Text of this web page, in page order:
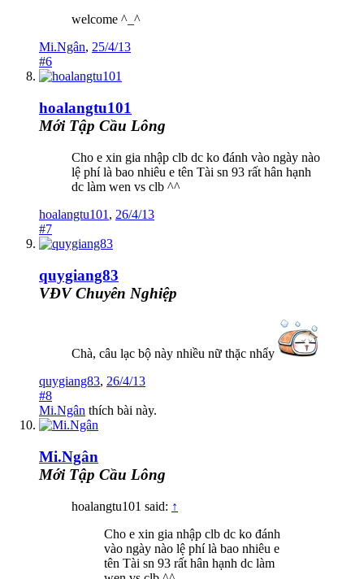
welcome ^_^
Mi.Ngân, 25/4/13
#6
hoalangtu101
Mới Tập Cầu Lông
Cho e xin gia nhập clb dc ko đánh vào ngày nào
lệ phí là bao nhiêu e tên Tài sn 93 rất hân hạnh
dc làm wen vs clb ^^
hoalangtu101 , 26/4/13
#7
quygiang83
VĐV Chuyên Nghiệp
Chà, câu lạc bộ này nhiều nữ thặc nhẩy
quygiang83, 26/4/13
#8
Mi.Ngân thích bài này.
Mi.Ngân
Mới Tập Cầu Lông
hoalangtu101 said: ↑
Cho e xin gia nhập clb dc ko đánh
vào ngày nào lệ phí là bao nhiêu e
tên Tài sn 93 rất hân hạnh dc làm